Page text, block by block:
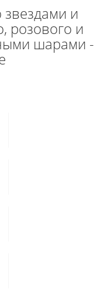
и
розового и
шарами -